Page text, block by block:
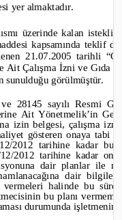
yer almaktadır.
üzerinde kalan istekli
kapsamında teklif
21.07.2005 tarihli
Ait Çalışma İznive Gıda
sunulduğu görülmüştür.
28145 sayılı Resmi
Ait Yönetmelik’in
izin belgesi, çalışma
gösteren onaya tabi
2012 tarihine kadar
12/2012 tarihine kadar
dair planlar ile
dair
vermeleri halinde bu
bu planı
durumunda